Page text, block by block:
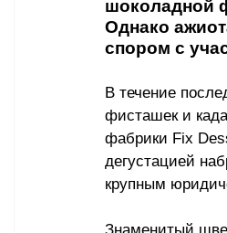
шоколадной
Однако
спором с
В течение
фисташек и
фабрики Fix
дегустацией
крупным